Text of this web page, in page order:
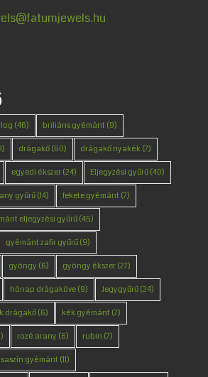
(46) briliáns gyémánt (9)
drágakő(60) drágakő nyakék(7)
egyedi ékszer(24) Eljegyzési gyűrű(40)
gyűrű(14) fekete gyémánt (7)
eljegyzési gyűrű(45)
gyémánt zafír gyűrű(9)
gyöngy (6) gyöngy ékszer(27)
hónap drágaköve(9) Jegygyűrű(24)
drágakő(6) kék gyémánt (7)
rozé arany (6) rubin (7)
gyémánt (11)